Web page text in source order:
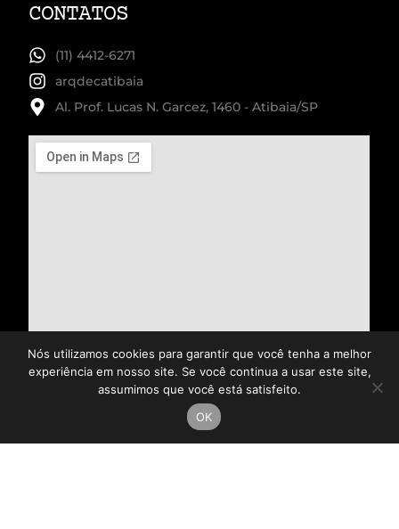
CONTATOS
(11) 4412-6271
arqdecatibaia
Al. Prof. Lucas N. Garcez, 1460 - Atibaia/SP
Nós utilizamos cookies para garantir que você tenha a melhor
experiência em nosso site. Se você continua a usar este site,
assumimos que você está satisfeito.
OK